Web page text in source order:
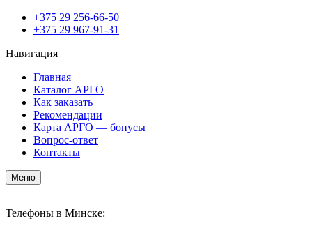
+375 29 256-66-50
+375 29 967-91-31
Навигация
Главная
Каталог АРГО
Как заказать
Рекомендации
Карта АРГО — бонусы
Вопрос-ответ
Контакты
Меню
Телефоны в Минске: